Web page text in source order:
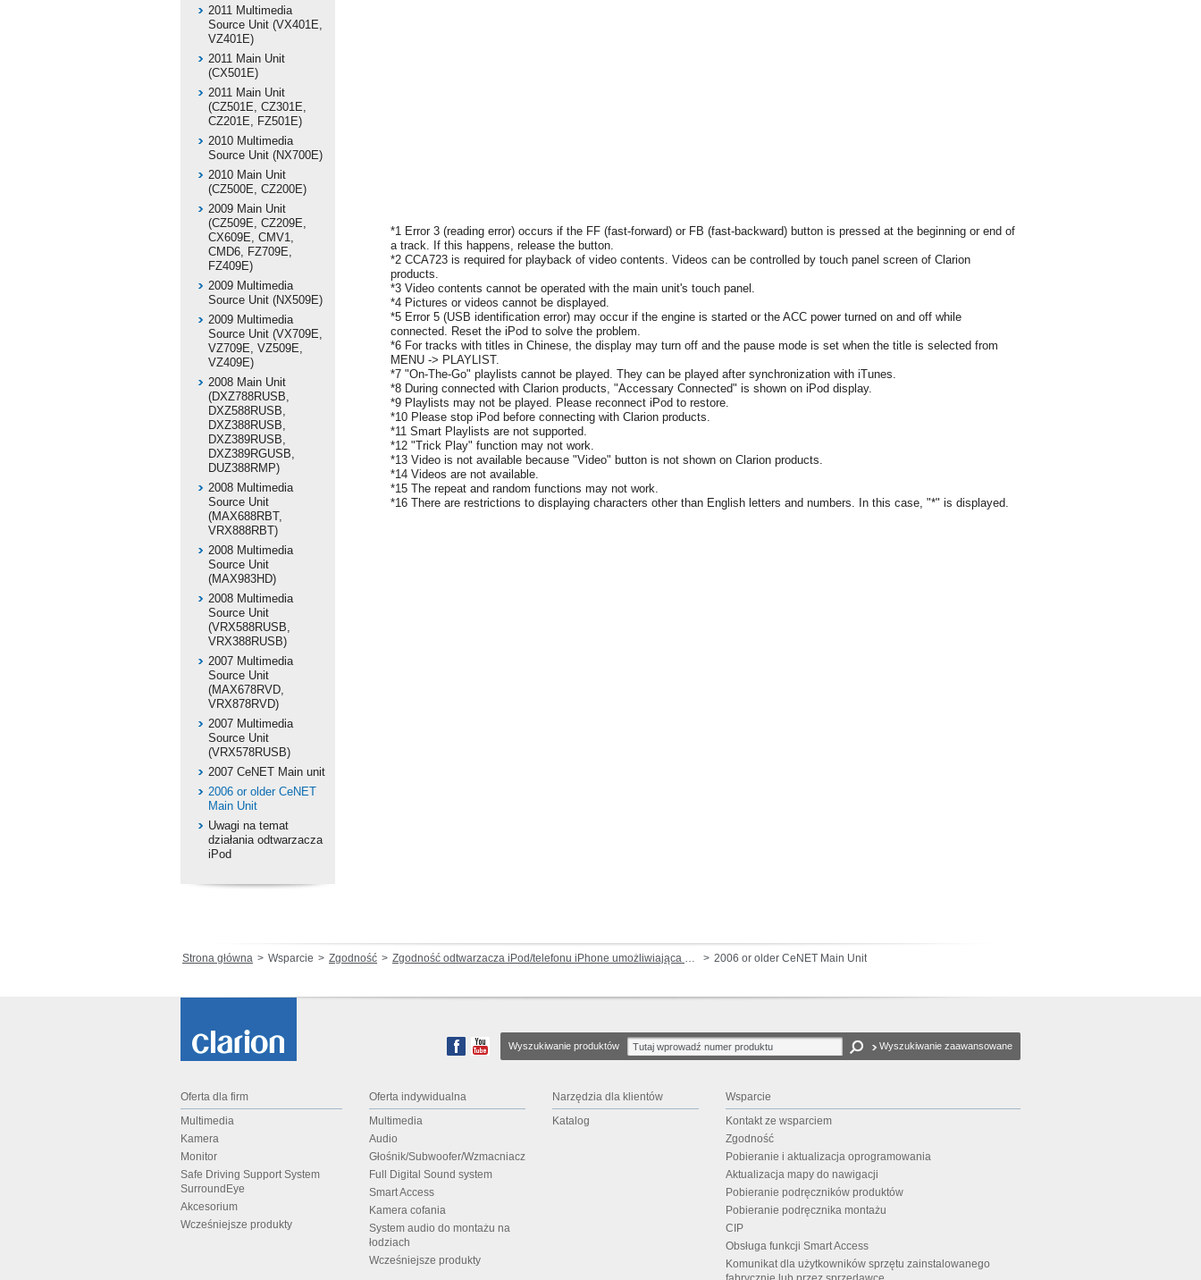
2011 Multimedia
Source Unit (VX401E,
VZ401E)
2011 Main Unit
(CX501E)
2011 Main Unit
(CZ501E, CZ301E,
CZ201E, FZ501E)
2010 Multimedia
Source Unit (NX700E)
2010 Main Unit
(CZ500E, CZ200E)
2009 Main Unit
(CZ509E, CZ209E,
CX609E, CMV1,
CMD6, FZ709E,
FZ409E)
2009 Multimedia
Source Unit (NX509E)
2009 Multimedia
Source Unit (VX709E,
VZ709E, VZ509E,
VZ409E)
2008 Main Unit
(DXZ788RUSB,
DXZ588RUSB,
DXZ388RUSB,
DXZ389RUSB,
DXZ389RGUSB,
DUZ388RMP)
2008 Multimedia
Source Unit
(MAX688RBT,
VRX888RBT)
2008 Multimedia
Source Unit
(MAX983HD)
2008 Multimedia
Source Unit
(VRX588RUSB,
VRX388RUSB)
2007 Multimedia
Source Unit
(MAX678RVD,
VRX878RVD)
2007 Multimedia
Source Unit
(VRX578RUSB)
2007 CeNET Main unit
2006 or older CeNET
Main Unit
Uwagi na temat
działania odtwarzacza
iPod
*1 Error 3 (reading error) occurs if the FF (fast-forward) or FB (fast-backward) button is pressed at the beginning or end of
a track. If this happens, release the button.
*2 CCA723 is required for playback of video contents. Videos can be controlled by touch panel screen of Clarion
products.
*3 Video contents cannot be operated with the main unit's touch panel.
*4 Pictures or videos cannot be displayed.
*5 Error 5 (USB identification error) may occur if the engine is started or the ACC power turned on and off while
connected. Reset the iPod to solve the problem.
*6 For tracks with titles in Chinese, the display may turn off and the pause mode is set when the title is selected from
MENU -> PLAYLIST.
*7 "On-The-Go" playlists cannot be played. They can be played after synchronization with iTunes.
*8 During connected with Clarion products, "Accessary Connected" is shown on iPod display.
*9 Playlists may not be played. Please reconnect iPod to restore.
*10 Please stop iPod before connecting with Clarion products.
*11 Smart Playlists are not supported.
*12 "Trick Play" function may not work.
*13 Video is not available because "Video" button is not shown on Clarion products.
*14 Videos are not available.
*15 The repeat and random functions may not work.
*16 There are restrictions to displaying characters other than English letters and numbers. In this case, "*" is displayed.
Strona główna Wsparcie Zgodność Zgodność odtwarzacza iPod/telefonu iPhone umożliwiająca odtwarzanie muzyki i wideo (przez gniazdo dokowania lub Lightning) 2006 or older CeNET Main Unit
Wyszukiwanie produktów Wyszukiwanie zaawansowane
Oferta dla firm
Multimedia
Kamera
Monitor
Safe Driving Support System
SurroundEye
Akcesorium
Wcześniejsze produkty
Oferta indywidualna
Multimedia
Audio
Głośnik/Subwoofer/Wzmacniacz
Full Digital Sound system
Smart Access
Kamera cofania
System audio do montażu na
łodziach
Wcześniejsze produkty
Narzędzia dla klientów
Katalog
Wsparcie
Kontakt ze wsparciem
Zgodność
Pobieranie i aktualizacja oprogramowania
Aktualizacja mapy do nawigacji
Pobieranie podręczników produktów
Pobieranie podręcznika montażu
CIP
Obsługa funkcji Smart Access
Komunikat dla użytkowników sprzętu zainstalowanego